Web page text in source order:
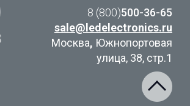
8 (800)500-36-65
sale@ledelectronics.ru
Москва, Южнопортовая
улица, 38, стр.1